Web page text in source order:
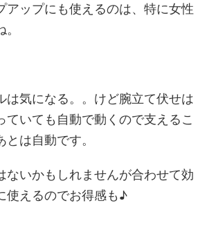
アップにも使えるのは、特に女性
は気になる。。けど腕立て伏せは
ていても自動で動くので支えるこ
は自動です。
ないかもしれませんが合わせて効
使えるのでお得感も♪